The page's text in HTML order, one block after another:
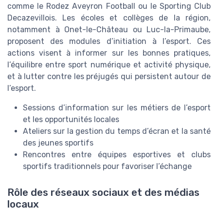
comme le Rodez Aveyron Football ou le Sporting Club
Decazevillois. Les écoles et collèges de la région,
notamment à Onet-le-Château ou Luc-la-Primaube,
proposent des modules d’initiation à l’esport. Ces
actions visent à informer sur les bonnes pratiques,
l’équilibre entre sport numérique et activité physique,
et à lutter contre les préjugés qui persistent autour de
l’esport.
Sessions d’information sur les métiers de l’esport
et les opportunités locales
Ateliers sur la gestion du temps d’écran et la santé
des jeunes sportifs
Rencontres entre équipes esportives et clubs
sportifs traditionnels pour favoriser l’échange
Rôle des réseaux sociaux et des médias
locaux